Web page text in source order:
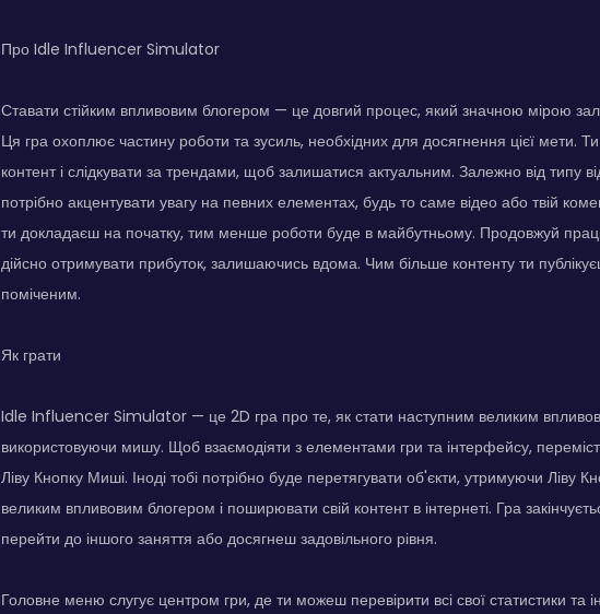
Про Idle Influencer Simulator
Ставати стійким впливовим блогером — це довгий процес, який значною мірою
Ця гра охоплює частину роботи та зусиль, необхідних для досягнення цієї мети.
контент і слідкувати за трендами, щоб залишатися актуальним. Залежно від типу
потрібно акцентувати увагу на певних елементах, будь то саме відео або твій
ти докладаєш на початку, тим менше роботи буде в майбутньому. Продовжуй
дійсно отримувати прибуток, залишаючись вдома. Чим більше контенту ти
поміченим.
Як грати
Idle Influencer Simulator — це 2D гра про те, як стати наступним великим
використовуючи мишу. Щоб взаємодіяти з елементами гри та інтерфейсу,
Ліву Кнопку Миші. Іноді тобі потрібно буде перетягувати об'єкти, утримуючи Ліву
великим впливовим блогером і поширювати свій контент в інтернеті. Гра
перейти до іншого заняття або досягнеш задовільного рівня.
Головне меню слугує центром гри, де ти можеш перевірити всі свої статистики